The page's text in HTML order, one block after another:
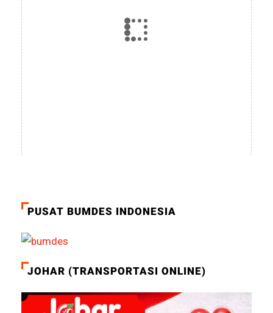
PUSAT BUMDES INDONESIA
JOHAR (TRANSPORTASI ONLINE)